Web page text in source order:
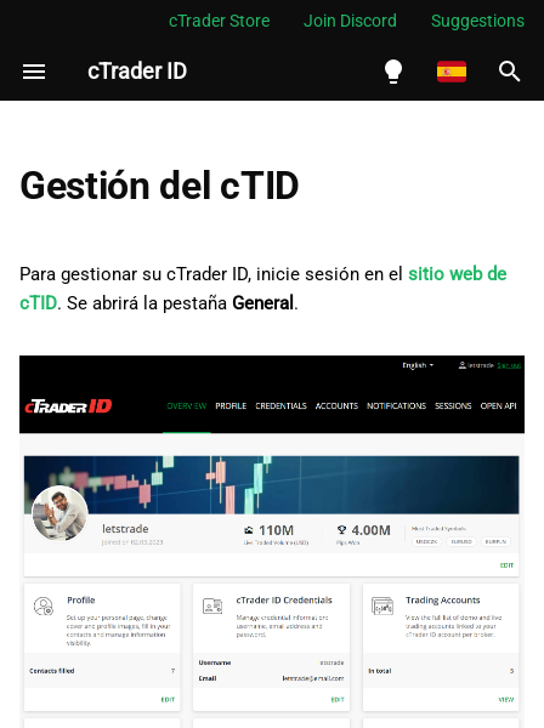
cTrader Store Join Discord Suggestions
cTrader ID
Tiếng Việt
中文
Deutsch
I
a
z
n
Gestión del cTID
Para gestionar su cTrader ID, inicie sesión en el sitio web de
cTID. Se abrirá la pestaña General .